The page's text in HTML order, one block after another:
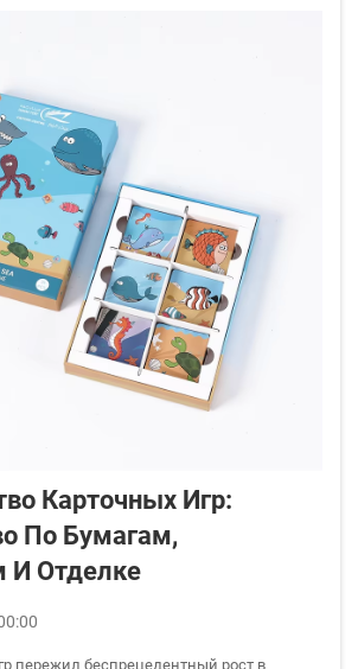
Карточных Игр:
По Бумагам,
И Отделке
пережил беспрецедентный рост в